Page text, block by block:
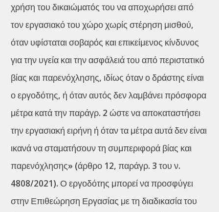
χρήση του δικαιώματός του να αποχωρήσει από
τον εργασιακό του χώρο χωρίς στέρηση μισθού,
όταν υφίσταται σοβαρός και επικείμενος κίνδυνος
για την υγεία και την ασφάλειά του από περιστατικό
βίας και παρενόχλησης, ιδίως όταν ο δράστης είναι
ο εργοδότης, ή όταν αυτός δεν λαμβάνει πρόσφορα
μέτρα κατά την παράγρ. 2 ώστε να αποκαταστήσει
την εργασιακή ειρήνη ή όταν τα μέτρα αυτά δεν είναι
ικανά να σταματήσουν τη συμπεριφορά βίας και
παρενόχλησης» (άρθρο 12, παράγρ. 3 του ν.
4808/2021). Ο εργοδότης μπορεί να προσφύγει
στην Επιθεώρηση Εργασίας με τη διαδικασία του